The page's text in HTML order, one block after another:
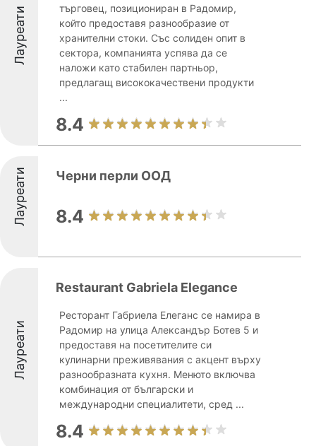
Лауреати
търговец, позициониран в Радомир,
който предоставя разнообразие от
хранителни стоки. Със солиден опит в
сектора, компанията успява да се
наложи като стабилен партньор,
предлагащ висококачествени продукти
...
8.4
Лауреати Черни перли ООД
8.4
Лауреати
Restaurant Gabriela Elegance
Ресторант Габриела Елеганс се намира в
Радомир на улица Александър Ботев 5 и
предоставя на посетителите си
кулинарни преживявания с акцент върху
разнообразната кухня. Менюто включва
комбинация от български и
международни специалитети, сред ...
8.4